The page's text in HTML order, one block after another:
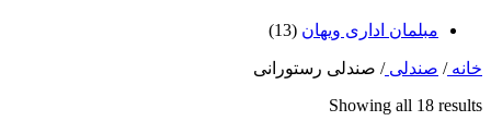
مبلمان اداری ویهان (13)
خانه/ صندلی/ صندلی رستورانی
Showing all 18 results